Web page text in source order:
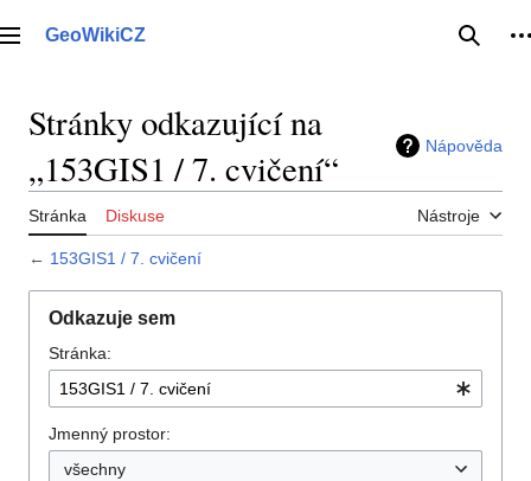
na
Hlavní menu
GeoWikiCZ Hledat
Stránky odkazující na
„153GIS1 / 7. cvičení“
Nápověda
Stránka Diskuse Nástroje
← 153GIS1 / 7. cvičení
Odkazuje sem
Stránka:
Jmenný prostor:
všechny